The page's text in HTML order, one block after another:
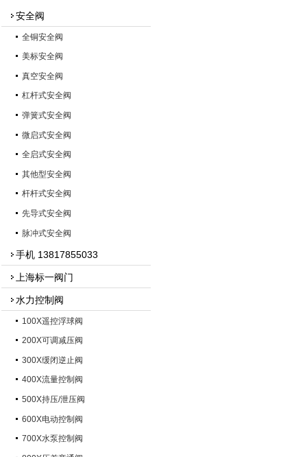
安全阀
全铜安全阀
美标安全阀
真空安全阀
杠杆式安全阀
弹簧式安全阀
微启式安全阀
全启式安全阀
其他型安全阀
杆杆式安全阀
先导式安全阀
脉冲式安全阀
手机 13817855033
上海标一阀门
水力控制阀
100X遥控浮球阀
200X可调减压阀
300X缓闭逆止阀
400X流量控制阀
500X持压/泄压阀
600X电动控制阀
700X水泵控制阀